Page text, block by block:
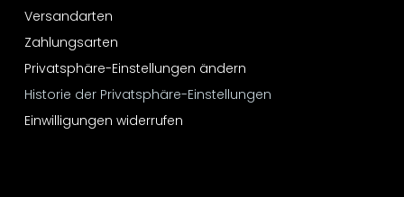
Versandarten
Zahlungsarten
Privatsphäre-Einstellungen ändern
Historie der Privatsphäre-Einstellungen
Einwilligungen widerrufen